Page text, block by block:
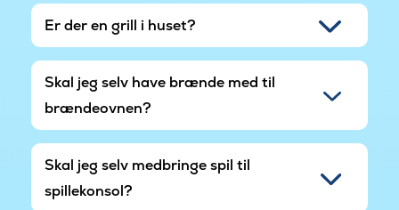
Er der en grill i huset?
Skal jeg selv have brænde med til
brændeovnen?
Skal jeg selv medbringe spil til
spillekonsol?